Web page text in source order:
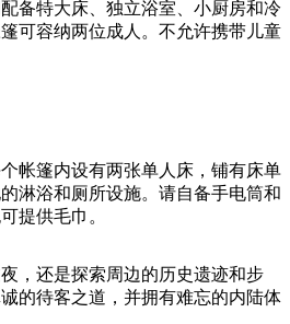
备特大床、独立浴室、小厨房和冷
可容纳两位成人。不允许携带儿童
帐篷内设有两张单人床，铺有床单
淋浴和厕所设施。请自备手电筒和
提供毛巾。
，还是探索周边的历史遗迹和步
的待客之道，并拥有难忘的内陆体